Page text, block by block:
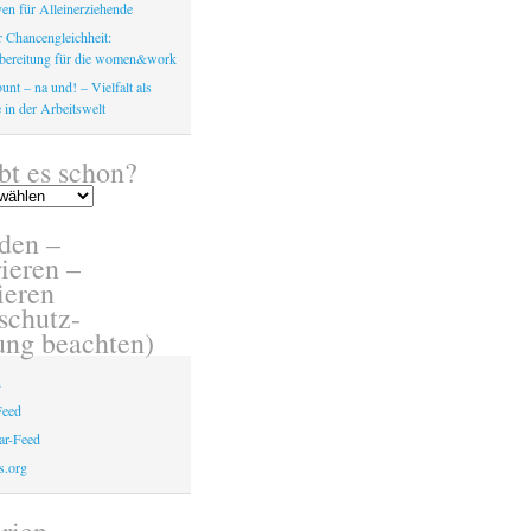
für Alleinerziehende
Chancengleichheit:
für die women&work
– na und! – Vielfalt als
in der Arbeitswelt
es schon?
–
–
beachten)
Feed